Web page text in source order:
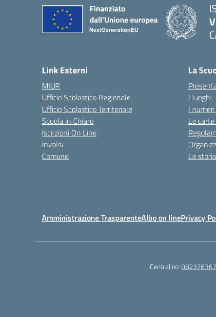
Link Esterni
MIUR
Ufficio Scolastico Regionale
Ufficio Scolastico Territoriale
Scuola in Chiaro
Iscrizioni On Line
Invalsi
Comune
La
I luoghi
I
Le
La storia
Amministrazione TrasparenteAlbo on linePrivacy
Centralino: